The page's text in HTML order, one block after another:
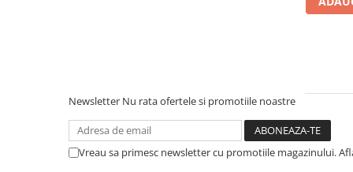
Senzatii/Dragoste
Senzatii/Erotic
Newsletter Nu rata ofertele si promotiile noastre
Vreau sa primesc newsletter cu promotiile magazinului.